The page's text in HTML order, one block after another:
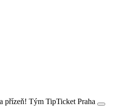
přízeň! Tým TipTicket Praha